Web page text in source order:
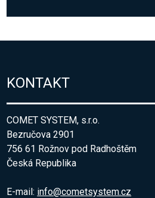
KONTAKT
COMET SYSTEM, s.r.o.
Bezručova 2901
756 61 Rožnov pod Radhoštěm
Česká Republika
E-mail: info@cometsystem.cz